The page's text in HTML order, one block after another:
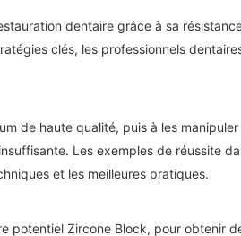
dentaire grâce à sa
clés, les professionnels
de haute qualité, puis à les
Les exemples de réussite
et les meilleures pratiques.
potentiel Zircone Block, pour obtenir